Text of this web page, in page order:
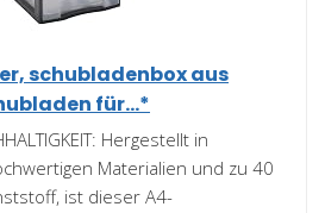
schubladenbox aus
für...*
Hergestellt in
Materialien und zu 40
ist dieser A4-